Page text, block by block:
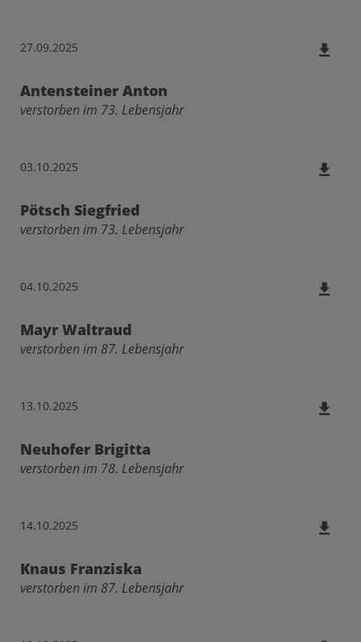
27.09.2025
Antensteiner Anton
verstorben im 73. Lebensjahr
03.10.2025
Pötsch Siegfried
verstorben im 73. Lebensjahr
04.10.2025
Mayr Waltraud
verstorben im 87. Lebensjahr
13.10.2025
Neuhofer Brigitta
verstorben im 78. Lebensjahr
14.10.2025
Knaus Franziska
verstorben im 87. Lebensjahr